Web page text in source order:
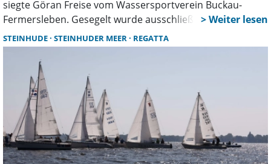
siegte Göran Freise vom Wassersportverein Buckau-
Fermersleben. Gesegelt wurde ausschließlich in der O-
Jollen-Klasse. Schwacher Wind verhinderte am Sonntag
weitere Wettfahrten.
STEINHUDE STEINHUDER MEER REGATTA